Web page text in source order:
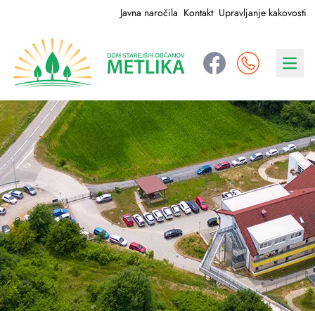
Javna naročila Kontakt Upravljanje kakovosti